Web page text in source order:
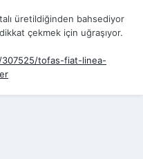
üretildiğinden bahsediyor
çekmek için uğraşıyor.
307525/tofas-fiat-linea-